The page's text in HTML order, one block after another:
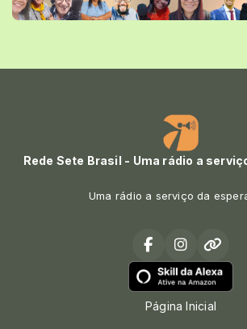
Rede Sete Brasil - Uma rádio a
Uma rádio a serviço da
Página Inicial